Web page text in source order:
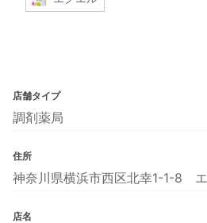
店舗タイプ
調剤薬局
住所
神奈川県横浜市西区北幸1-1-8
店名